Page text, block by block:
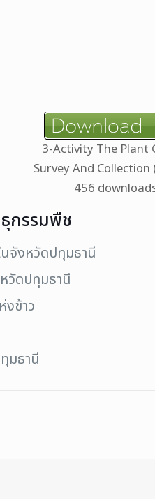
3-Activity The Plant
Survey And Collection
456
กรรมพืช
จังหวัดปทุมธานี
วัดปทุมธานี
งข้าว
มธานี